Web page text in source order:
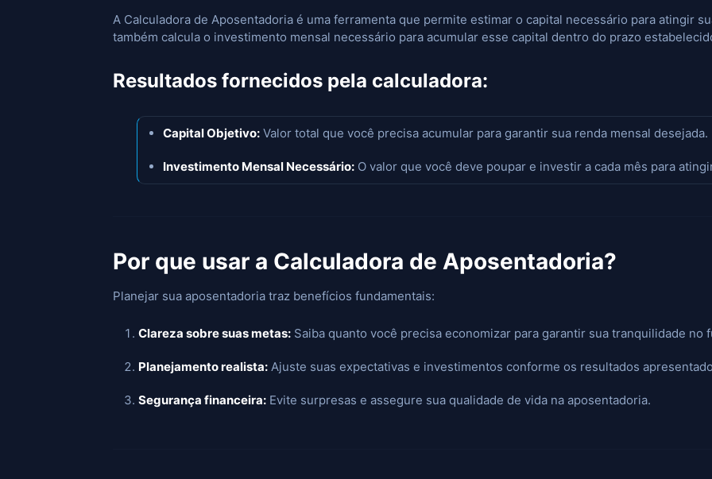
A Calculadora de Aposentadoria é uma ferramenta que permite estimar o capital necessário para atingir
também calcula o investimento mensal necessário para acumular esse capital dentro do prazo
Resultados fornecidos pela calculadora:
Capital Objetivo: Valor total que você precisa acumular para garantir sua renda mensal desejada.
Investimento Mensal Necessário: O valor que você deve poupar e investir a cada mês para
Por que usar a Calculadora de Aposentadoria?
Planejar sua aposentadoria traz benefícios fundamentais:
Clareza sobre suas metas: Saiba quanto você precisa economizar para garantir sua tranquilidade no
Planejamento realista: Ajuste suas expectativas e investimentos conforme os resultados
Segurança financeira: Evite surpresas e assegure sua qualidade de vida na aposentadoria.